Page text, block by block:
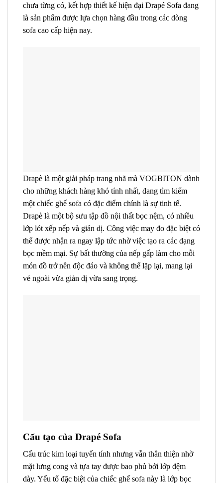
chưa từng có, kết hợp thiết kế hiện đại Drapé Sofa đang
là sản phẩm được lựa chọn hàng đầu trong các dòng
sofa cao cấp hiện nay.
Drapè là một giải pháp trang nhã mà VOGBITON dành
cho những khách hàng khó tính nhất, đang tìm kiếm
một chiếc ghế sofa có đặc điểm chính là sự tinh tế.
Drapè là một bộ sưu tập đồ nội thất bọc nệm, có nhiều
lớp lót xếp nếp và giản dị. Công việc may đo đặc biệt có
thể được nhận ra ngay lập tức nhờ việc tạo ra các dạng
bọc mềm mại. Sự bất thường của nếp gấp làm cho mỗi
món đồ trở nên độc đáo và không thể lặp lại, mang lại
vẻ ngoài vừa giản dị vừa sang trọng.
Cấu tạo của Drapé Sofa
Cấu trúc kim loại tuyến tính nhưng vẫn thân thiện nhờ
mặt lưng cong và tựa tay được bao phủ bởi lớp đệm
dày. Yếu tố đặc biệt của chiếc ghế sofa này là lớp bọc